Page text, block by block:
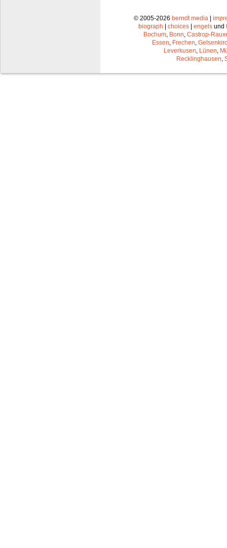
© 2005-2026 berndt media |
biograph | choices | engels und
Bochum Bonn Castrop-
Essen Frechen
Leverkusen Lünen
Recklinghausen